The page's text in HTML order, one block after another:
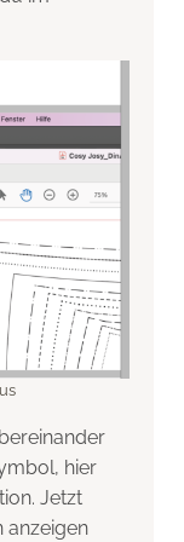
hier
Jetzt
anzeigen